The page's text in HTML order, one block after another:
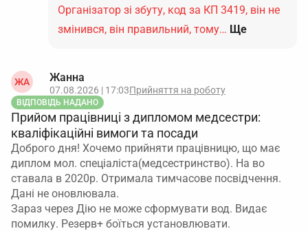
Організатор зі збуту, код за КП 3419, він не
змінився, він правильний, тому… Ще
ЖА Жанна
07.08.2026 | 17:03Прийняття на роботу
ВІДПОВІДЬ НАДАНО
Прийом працівниці з дипломом медсестри:
кваліфікаційні вимоги та посади
Доброго дня! Хочемо прийняти працівницю, що має
диплом мол. спеціаліста(медсестринство). На во
ставала в 2020р. Отримала тимчасове посвідчення.
Дані не оновлювала.
Зараз через Дію не може сформувати вод. Видає
помилку. Резерв+ боїться установлювати.